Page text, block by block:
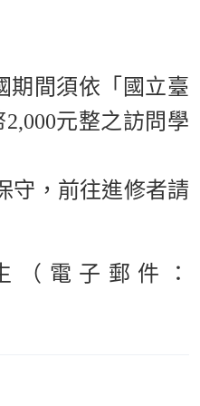
期間須依「國立臺
2,000元整之訪問學
守，前往進修者請
電子郵件：